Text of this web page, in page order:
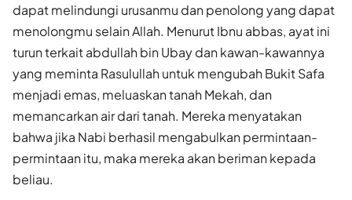
dapat melindungi urusanmu dan penolong yang dapat
menolongmu selain Allah. Menurut Ibnu abbas, ayat ini
turun terkait abdullah bin Ubay dan kawan-kawannya
yang meminta Rasulullah untuk mengubah Bukit Safa
menjadi emas, meluaskan tanah Mekah, dan
memancarkan air dari tanah. Mereka menyatakan
bahwa jika Nabi berhasil mengabulkan permintaan-
permintaan itu, maka mereka akan beriman kepada
beliau.